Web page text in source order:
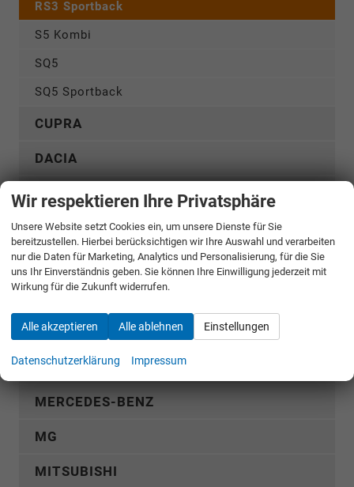
RS3 Sportback
S5 Kombi
SQ5
SQ5 Sportback
CUPRA
DACIA
FORD
GWM
HYUNDAI
KGM
KIA
MERCEDES-BENZ
MG
MITSUBISHI
Wir respektieren Ihre Privatsphäre
Unsere Website setzt Cookies ein, um unsere Dienste für Sie
bereitzustellen. Hierbei berücksichtigen wir Ihre Auswahl und verarbeiten
nur die Daten für Marketing, Analytics und Personalisierung, für die Sie
uns Ihr Einverständnis geben. Sie können Ihre Einwilligung jederzeit mit
Wirkung für die Zukunft widerrufen.
Alle akzeptieren Alle ablehnen Einstellungen
Datenschutzerklärung Impressum